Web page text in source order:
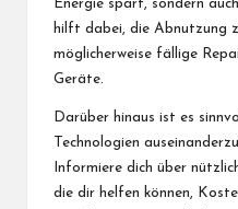
Energie spart, sondern
hilft dabei, die Abnutzung
möglicherweise fällige
Geräte.
Darüber hinaus ist es
Technologien
Informiere dich über
die dir helfen können,